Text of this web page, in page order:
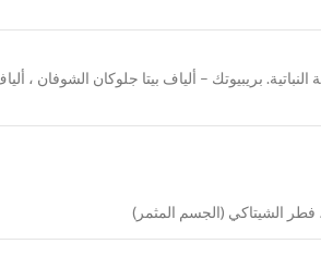
بريبيوتك – ألياف بيتا جلوكان الشوفان ،